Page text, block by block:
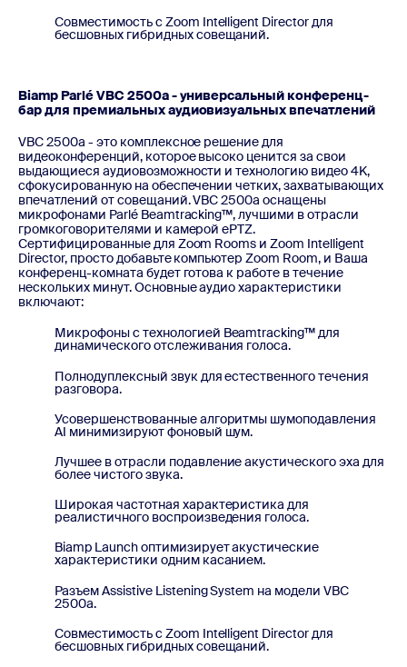
Совместимость с Zoom Intelligent Director для
бесшовных гибридных совещаний.
Biamp Parlé VBC 2500a - универсальный конференц-
бар для премиальных аудиовизуальных впечатлений
VBC 2500a - это комплексное решение для
видеоконференций, которое высоко ценится за свои
выдающиеся аудиовозможности и технологию видео 4K,
сфокусированную на обеспечении четких, захватывающих
впечатлений от совещаний. VBC 2500a оснащены
микрофонами Parlé Beamtracking™, лучшими в отрасли
громкоговорителями и камерой ePTZ.
Сертифицированные для Zoom Rooms и Zoom Intelligent
Director, просто добавьте компьютер Zoom Room, и Ваша
конференц-комната будет готова к работе в течение
нескольких минут. Основные аудио характеристики
включают:
Микрофоны с технологией Beamtracking™ для
динамического отслеживания голоса.
Полнодуплексный звук для естественного течения
разговора.
Усовершенствованные алгоритмы шумоподавления
AI минимизируют фоновый шум.
Лучшее в отрасли подавление акустического эха для
более чистого звука.
Широкая частотная характеристика для
реалистичного воспроизведения голоса.
Biamp Launch оптимизирует акустические
характеристики одним касанием.
Разъем Assistive Listening System на модели VBC
2500a.
Совместимость с Zoom Intelligent Director для
бесшовных гибридных совещаний.